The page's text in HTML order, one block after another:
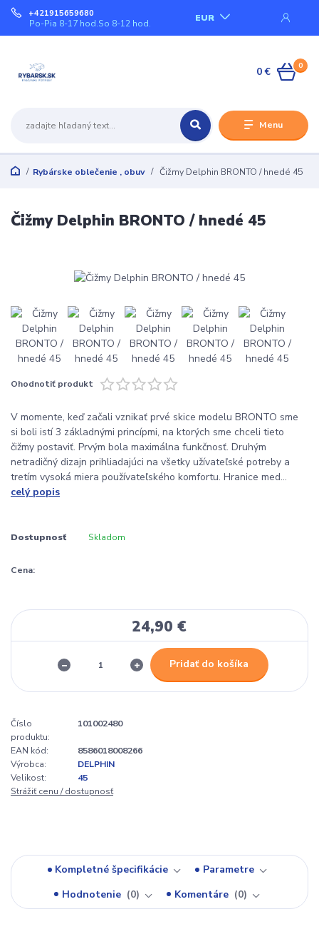
Menu
EUR
+421915659680
Po-Pia 8-17 hod.So 8-12 hod.
0
0 €
Rybárske oblečenie , obuv Čižmy Delphin BRONTO / hnedé 45
Čižmy Delphin BRONTO / hnedé 45
Ohodnotiť produkt
V momente, keď začali vznikať prvé skice modelu BRONTO sme
si boli istí 3 základnými princípmi, na ktorých sme chceli tieto
čižmy postaviť. Prvým bola maximálna funkčnosť. Druhým
netradičný dizajn prihliadajúci na všetky užívateľské potreby a
tretím vysoká miera používateľského komfortu. Hranice med...
celý popis
Dostupnosť Skladom
Cena:
24,90 €
Pridať do košíka
Číslo
produktu:
101002480
EAN kód:
8586018008266
Výrobca:
DELPHIN
Velikost:
45
Strážiť cenu / dostupnosť
Kompletné špecifikácie
Parametre
Hodnotenie
0 Komentáre 0